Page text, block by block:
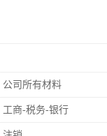
公司所有材料
工商-税务-银行